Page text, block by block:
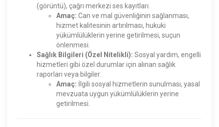
(görüntü), çağrı merkezi ses kayıtları.
Amaç: Can ve mal güvenliğinin sağlanması,
hizmet kalitesinin artırılması, hukuki
yükümlülüklerin yerine getirilmesi, suçun
önlenmesi.
Sağlık Bilgileri (Özel Nitelikli): Sosyal yardım, engelli
hizmetleri gibi özel durumlar için alınan sağlık
raporları veya bilgiler.
Amaç: İlgili sosyal hizmetlerin sunulması, yasal
mevzuata uygun yükümlülüklerin yerine
getirilmesi.